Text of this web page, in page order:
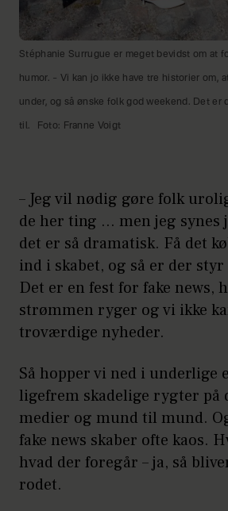
Stéphanie Surrugue er meget bevidst om at
humor. – Vi kan jo ikke have tre historier om,
under, og så ønske folk god weekend. Det er
til. Foto: Franne Voigt
– Jeg vil nødig gøre folk
de her ting … men jeg synes
det er så dramatisk. Få det
ind i skabet, og så er der styr
Det er en fest for fake news,
strømmen ryger og vi ikke
troværdige nyheder.
Så hopper vi ned i underlige
ligefrem skadelige rygter på
medier og mund til mund.
fake news skaber ofte kaos.
hvad der foregår – ja, så
rodet.